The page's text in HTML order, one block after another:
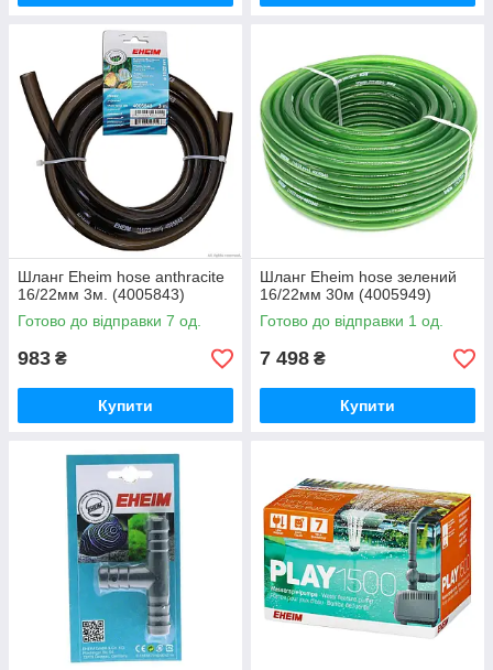
Шланг Eheim hose anthracite
16/22мм 3м. (4005843)
Готово до відправки 7 од.
983 ₴
Купити
Шланг Eheim hose зелений
16/22мм 30м (4005949)
Готово до відправки 1 од.
7 498 ₴
Купити